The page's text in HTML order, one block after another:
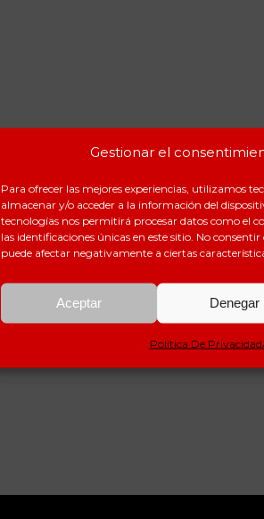
Gestionar el
Para ofrecer las mejores experiencias, utilizamos
almacenar y/o acceder a la información del
tecnologías nos permitirá procesar datos como el
las identificaciones únicas en este sitio. No
puede afectar negativamente a ciertas
Aceptar Denegar
Política De Privacidad